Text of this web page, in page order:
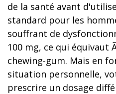
de la santé avant
standard pour les
souffrant de
100 mg, ce qui équivaut
chewing-gum. Mais en
situation personnelle,
prescrire un dosage